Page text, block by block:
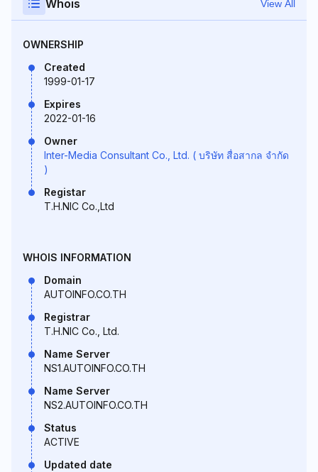
Whois View All
OWNERSHIP
Created
1999-01-17
Expires
2022-01-16
Owner
Inter-Media Consultant Co., Ltd. ( บริษัท สื่อสากล จำกัด
)
Registar
T.H.NIC Co.,Ltd
WHOIS INFORMATION
Domain
AUTOINFO.CO.TH
Registrar
T.H.NIC Co., Ltd.
Name Server
NS1.AUTOINFO.CO.TH
Name Server
NS2.AUTOINFO.CO.TH
Status
ACTIVE
Updated date